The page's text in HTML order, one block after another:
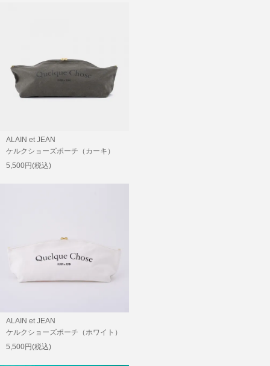
ALAIN et JEAN
ケルクショーズポーチ（カーキ）
5,500円(税込)
ALAIN et JEAN
ケルクショーズポーチ（ホワイト）
5,500円(税込)